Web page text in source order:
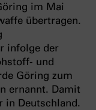
im Mai
übertragen.
infolge der
und
Göring zum
ernannt. Damit
Deutschland.